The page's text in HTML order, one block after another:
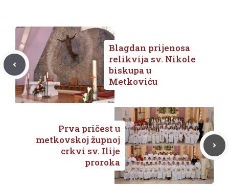
Blagdan prijenosa
relikvija sv. Nikole
biskupa u
Metkoviću
Prva pričest u
metkovskoj župnoj
crkvi sv. Ilije
proroka